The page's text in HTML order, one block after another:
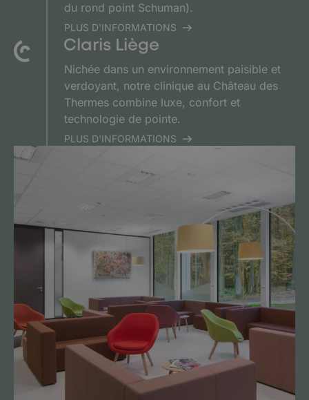
du rond point Schuman).
PLUS D'INFORMATIONS
Claris Liège
Nichée dans un environnement paisible et
verdoyant, notre clinique au Château des
Thermes combine luxe, confort et
technologie de pointe.
PLUS D'INFORMATIONS